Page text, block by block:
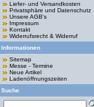
Liefer- und Versandkosten
Privatsphäre und Datenschutz
Unsere AGB's
Impressum
Kontakt
Widerrufsrecht & Widerruf
Informationen
Sitemap
Messe - Termine
Neue Artikel
Ladenöffnungszeiten
Suche